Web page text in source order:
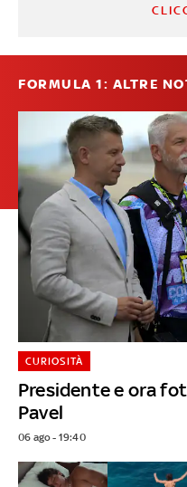
FORMULA 1: ALTRE
Presidente e ora
Pavel
CURIOSITÀ
06 ago - 19:40